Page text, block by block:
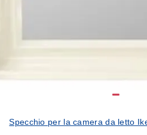
Specchio per la camera da letto